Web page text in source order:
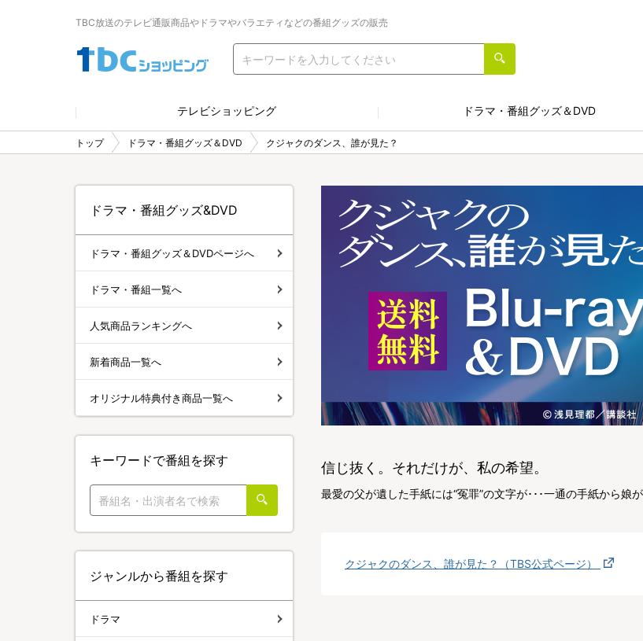
TBC放送のテレビ通販商品やドラマやバラエティなどの番組グッズの販売
テレビショッピング ドラマ・番組グッズ＆DVD
トップ ドラマ・番組グッズ＆DVD クジャクのダンス、誰が見た？
信じ抜く。それだけが、私の希望。
最愛の父が遺した手紙には“冤罪”の文字が･･･一通の手紙から娘
クジャクのダンス、誰が見た？（TBS公式ページ）
ドラマ・番組グッズ&DVD
ドラマ・番組グッズ＆DVDページへ
ドラマ・番組一覧へ
人気商品ランキングへ
新着商品一覧へ
オリジナル特典付き商品一覧へ
キーワードで番組を探す
ジャンルから番組を探す
ドラマ